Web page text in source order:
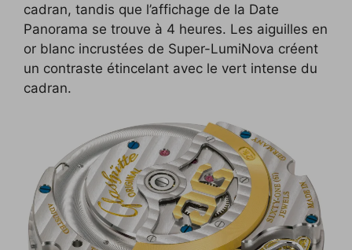
cadran, tandis que l’affichage de la Date
Panorama se trouve à 4 heures. Les aiguilles en
or blanc incrustées de Super-LumiNova créent
un contraste étincelant avec le vert intense du
cadran.